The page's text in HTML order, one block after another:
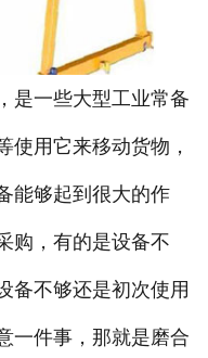
一些大型工业常备
使用它来移动货物，
能够起到很大的作
购，有的是设备不
备不够还是初次使用
一件事，那就是磨合